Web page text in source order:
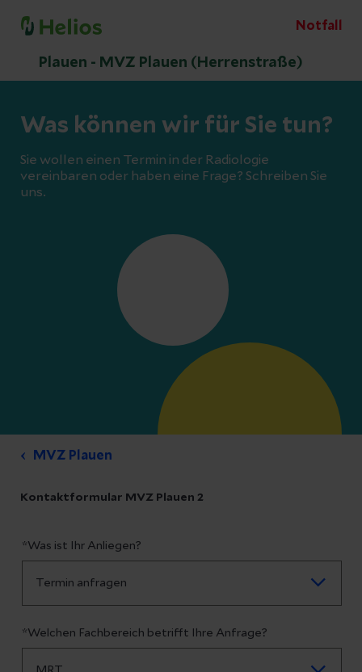
Notfall
Plauen - MVZ Plauen (Herrenstraße)
Was können wir für Sie tun?
Sie wollen einen Termin in der Radiologie
vereinbaren oder haben eine Frage? Schreiben Sie
uns.
MVZ Plauen
Kontaktformular MVZ Plauen 2
*Was ist Ihr Anliegen?
*Welchen Fachbereich betrifft Ihre Anfrage?